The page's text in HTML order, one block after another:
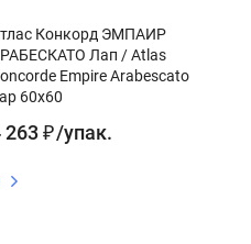
орнамент
Конкорд ЭМПАИР
Лап / Atlas
Empire Arabescato
60x60
263 ₽ /упак.